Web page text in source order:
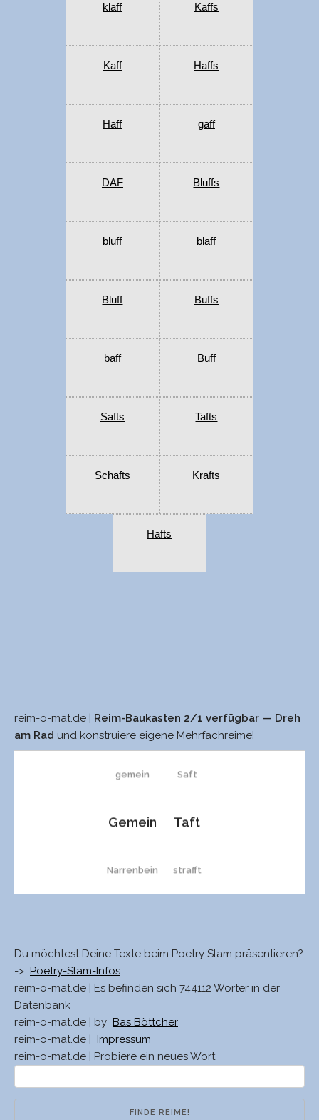
klaff Kaffs
Kaff Haffs
Haff gaff
DAF Bluffs
bluff blaff
Bluff Buffs
baff Buff
Safts Tafts
Schafts Krafts
Hafts
reim-o-mat.de |
Reim-Baukasten 2/1 verfügbar — Dreh
am Rad und konstruiere eigene Mehrfachreime!
gemein
Gemein
Narrenbein
Saft
Taft
strafft
rafft
pafft
Du möchtest Deine Texte beim Poetry Slam präsentieren?
-> Poetry-Slam-Infos
reim-o-mat.de | Es befinden sich 744112 Wörter in der
Datenbank
reim-o-mat.de | by Bas Böttcher
reim-o-mat.de |
Impressum
reim-o-mat.de | Probiere ein neues Wort: